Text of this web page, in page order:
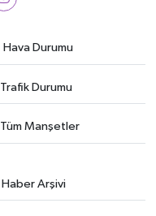
Hava Durumu
Trafik Durumu
Tüm Manşetler
Haber Arşivi